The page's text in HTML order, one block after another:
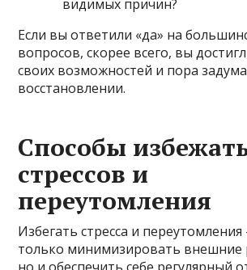
видимых причин?
Если вы ответили «да» на
вопросов, скорее всего, вы
своих возможностей и пора
восстановлении.
Способы
стрессов и
переутомления
Избегать стресса и
только минимизировать внешние